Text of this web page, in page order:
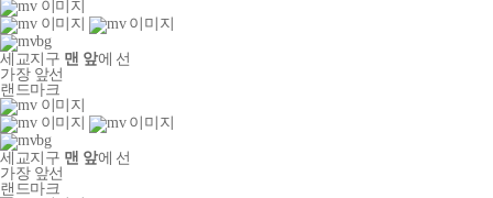
세교지구 맨 앞에 선
가장 앞선
랜드마크
세교지구 맨 앞에 선
가장 앞선
랜드마크